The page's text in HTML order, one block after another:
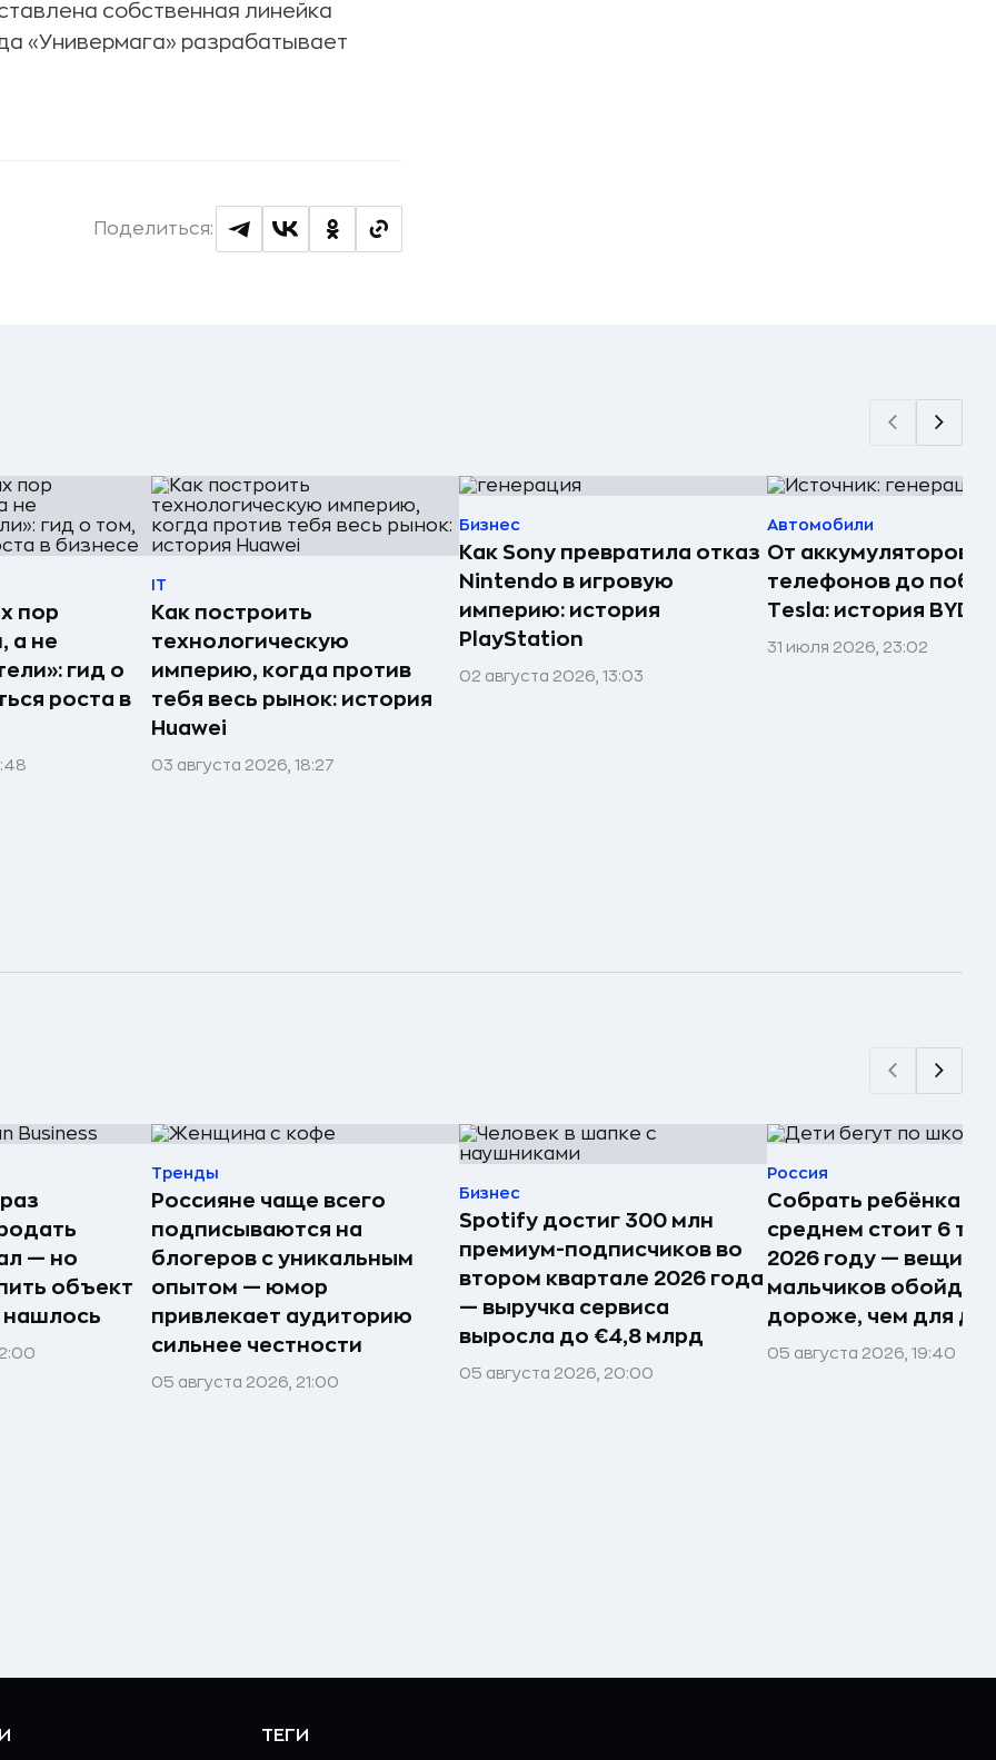
собственная линейка
«Универмага» разрабатывает
Поделиться:
пор
а не
гид о
роста в
IT
Как построить
технологическую
империю, когда против
тебя весь рынок: история
Huawei
03 августа 2026, 18:27
Бизнес
Как Sony превратила отказ
Nintendo в игровую
империю: история
PlayStation
02 августа 2026, 13:03
Автомобили
От аккумуляторов
телефонов до
Tesla: история BYD
31 июля 2026, 23:02
— но
объект
нашлось
Тренды
Россияне чаще всего
подписываются на
блогеров с уникальным
опытом — юмор
привлекает аудиторию
сильнее честности
05 августа 2026, 21:00
Бизнес
Spotify достиг 300 млн
премиум-подписчиков во
втором квартале 2026 года
— выручка сервиса
выросла до €4,8 млрд
05 августа 2026, 20:00
Россия
Собрать ребёнка в
среднем стоит 6
2026 году — вещи
мальчиков
дороже, чем для
05 августа 2026, 19:40
ТЕГИ